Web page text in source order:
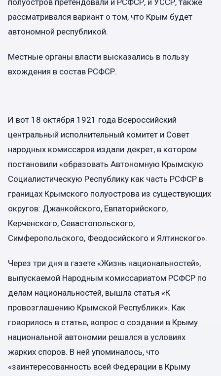
рассматривался вариант о том, что Крым будет
автономной республикой.
Местные органы власти высказались в пользу
вхождения в состав РСФСР.
И вот 18 октября 1921 года Всероссийский
центральный исполнительный комитет и Совет
народных комиссаров издали декрет, в котором
постановили «образовать Автономную Крымскую
Социалистическую Республику как часть РСФСР в
границах Крымского полуострова из существующих
округов: Джанкойского, Евпаторийского,
Керченского, Севастопольского,
Симферопольского, Феодосийского и Ялтинского».
Через три дня в газете «Жизнь национальностей»,
выпускаемой Народным комиссариатом РСФСР по
делам национальностей, вышла статья «К
провозглашению Крымской Республики». Как
говорилось в статье, вопрос о создании в Крыму
национальной автономии решался в условиях
жарких споров. В ней упоминалось, что
«заинтересованность всей Федерации в Крыму